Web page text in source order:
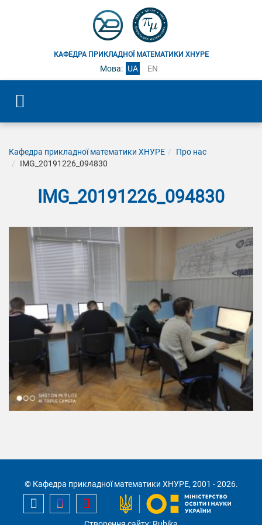
КАФЕДРА ПРИКЛАДНОЇ МАТЕМАТИКИ ХНУРЕ
Мова: UA EN
Кафедра прикладної математики ХНУРЕ
Про нас
IMG_20191226_094830
IMG_20191226_094830
© Кафедра прикладної математики ХНУРЕ, 2001 - 2026.